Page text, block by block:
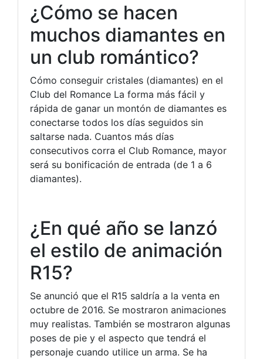
¿Cómo se hacen
muchos diamantes en
un club romántico?
Cómo conseguir cristales (diamantes) en el
Club del Romance La forma más fácil y
rápida de ganar un montón de diamantes es
conectarse todos los días seguidos sin
saltarse nada. Cuantos más días
consecutivos corra el Club Romance, mayor
será su bonificación de entrada (de 1 a 6
diamantes).
¿En qué año se lanzó
el estilo de animación
R15?
Se anunció que el R15 saldría a la venta en
octubre de 2016. Se mostraron animaciones
muy realistas. También se mostraron algunas
poses de pie y el aspecto que tendrá el
personaje cuando utilice un arma. Se ha